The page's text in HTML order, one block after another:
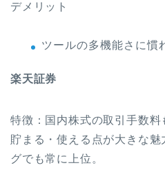
デメリット
ツールの多機能さに慣
楽天証券
特徴：国内株式の取引手数
貯まる・使える点が大きな
グでも常に上位。